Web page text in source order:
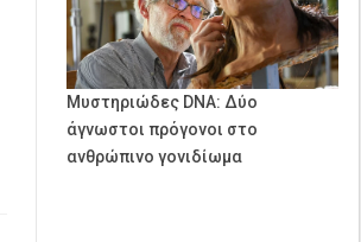
Μυστηριώδες DNA: Δύο
άγνωστοι πρόγονοι στο
ανθρώπινο γονιδίωμα